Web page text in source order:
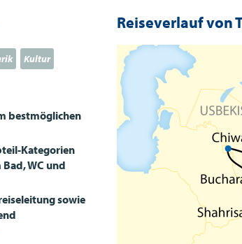
Kultur
bestmöglichen
Kategorien
WC und
sowie
Reiseverlauf von